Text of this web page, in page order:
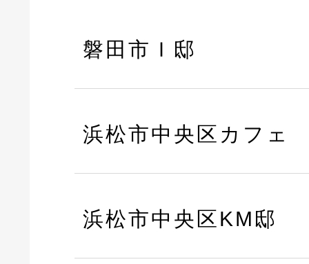
磐田市Ｉ邸
浜松市中央区カフェ
浜松市中央区KM邸